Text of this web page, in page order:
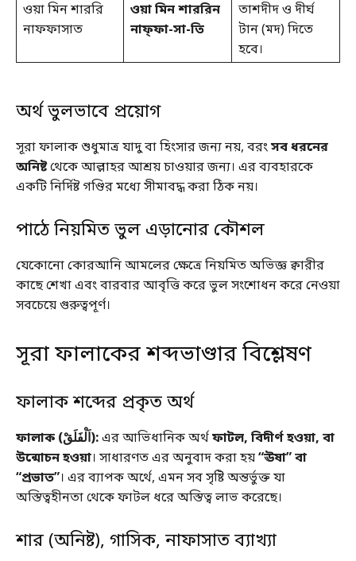
ওয়া মিন শাররি
নাফফাসাত
ওয়া মিন শাররিন
নাফ্ফা-সা-তি
তাশদীদ ও দীর্ঘ
টান (মদ) দিতে
হবে।
অর্থ ভুলভাবে প্রয়োগ
সূরা ফালাক শুধুমাত্র যাদু বা হিংসার জন্য নয়, বরংসব ধরনের
অনিষ্টথেকে আল্লাহর আশ্রয় চাওয়ার জন্য। এর ব্যবহারকে
একটি নির্দিষ্ট গণ্ডির মধ্যে সীমাবদ্ধ করা ঠিক নয়।
পাঠে নিয়মিত ভুল এড়ানোর কৌশল
যেকোনো কোরআনি আমলের ক্ষেত্রে নিয়মিত অভিজ্ঞ ক্বারীর
কাছে শেখা এবং বারবার আবৃত্তি করে ভুল সংশোধন করে নেওয়া
সবচেয়ে গুরুত্বপূর্ণ।
সূরা ফালাকের শব্দভাণ্ডার বিশ্লেষণ
ফালাক শব্দের প্রকৃত অর্থ
ফালাক (اَلْفَلَقْ):এর আভিধানিক অর্থফাটল, বিদীর্ণ হওয়া, বা
উন্মোচন হওয়া। সাধারণত এর অনুবাদ করা হয়“ঊষা” বা
“প্রভাত”। এর ব্যাপক অর্থে, এমন সব সৃষ্টি অন্তর্ভুক্ত যা
অস্তিত্বহীনতা থেকে ফাটল ধরে অস্তিত্ব লাভ করেছে।
শার (অনিষ্ট), গাসিক, নাফাসাত ব্যাখ্যা